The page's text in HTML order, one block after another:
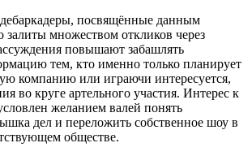
посвящённые данным
залиты множеством откликов через
повышают забашлять
тем, кто именно только планирует
компанию или играючи интересуется,
во круге артельного участия. Интерес к
желанием валей понять
дел и переложить собственное шоу в
обществе.